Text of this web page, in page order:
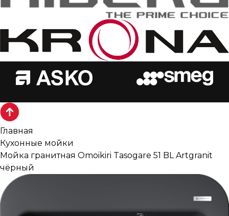
Главная
Кухонные мойки
Мойка гранитная Omoikiri Tasogare 51 BL Artgranit
чёрный